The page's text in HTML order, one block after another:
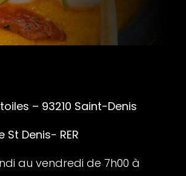
– 93210 Saint-Denis
St Denis- RER
au vendredi de 7h00 à